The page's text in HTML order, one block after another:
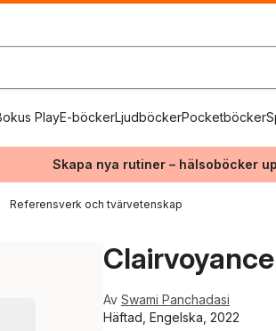
PlayE-böckerLjudböckerPocketböcker
Skapa nya rutiner – hälsoböcker
Referensverk och tvärvetenskap
Av Swami Panchadasi
Häftad, Engelska, 2022